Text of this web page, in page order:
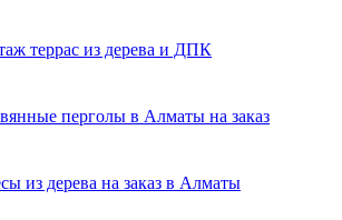
террас из дерева и ДПК
перголы в Алматы на заказ
из дерева на заказ в Алматы